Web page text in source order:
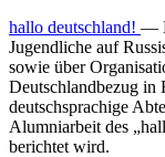
hallo deutschland! —
Jugendliche auf
sowie über
Deutschlandbezug in
deutschsprachige
Alumniarbeit des
berichtet wird.